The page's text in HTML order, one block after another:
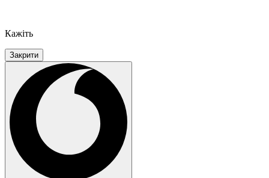
Кажіть
Закрити